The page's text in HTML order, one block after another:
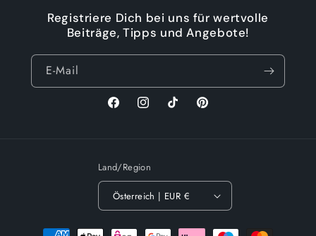
Registriere Dich bei uns für wertvolle
Beiträge, Tipps und Angebote!
E-Mail
FacebookInstagramTikTok Pinterest
Land/Region
Österreich | EUR €
Zahlungsmethoden